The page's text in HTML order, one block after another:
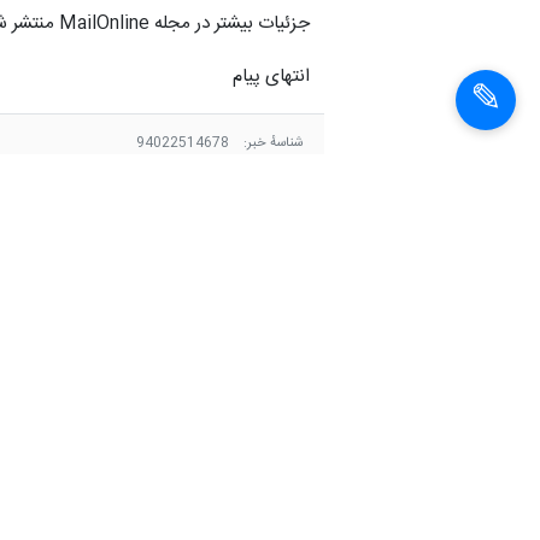
جزئیات بیشتر در مجله MailOnline منتشر شده است.
انتهای پیام
شناسهٔ خبر: 94022514678